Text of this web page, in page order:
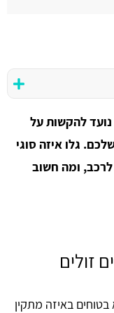
להקשות על
גלו איזה סוגי
לרכב, ומה חשוב
זולים
באיזה מתקין